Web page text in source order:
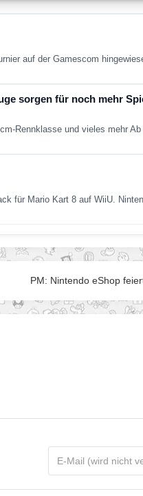
auf der Gamescom
sorgen für noch mehr
Rennklasse und vieles mehr
für Mario Kart 8 auf WiiU.
PM: Nintendo eShop